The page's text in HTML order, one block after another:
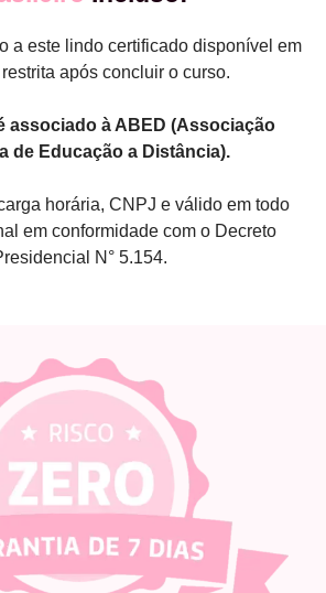
a este lindo certificado disponível em
após concluir o curso.
associado à ABED (Associação
de Educação a Distância).
horária, CNPJ e válido em todo
em conformidade com o Decreto
N° 5.154.